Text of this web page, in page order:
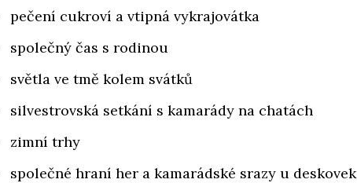
pečení cukroví a vtipná vykrajovátka
společný čas s rodinou
světla ve tmě kolem svátků
silvestrovská setkání s kamarády na chatách
zimní trhy
společné hraní her a kamarádské srazy u deskovek